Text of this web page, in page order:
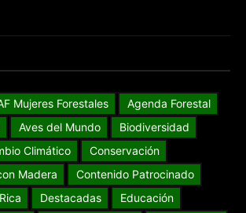
Mujeres Forestales
Agenda Forestal
Aves del Mundo
Biodiversidad
Climático
Conservación
Madera
Contenido Patrocinado
Destacadas
Educación